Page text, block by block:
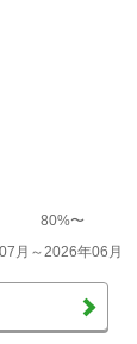
80%〜
月～2026年06月